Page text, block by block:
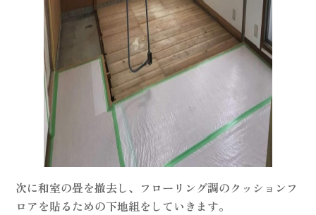
次に和室の畳を撤去し、フローリング調のクッションフ
ロアを貼るための下地組をしていきます。